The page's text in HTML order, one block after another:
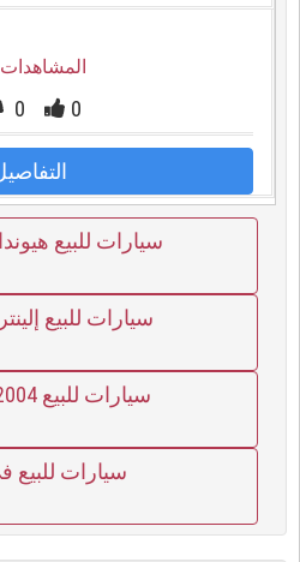
المشاهدات:
0
0
سيارات للبيع
سيارات للبيع
سيارات للبيع 2004 في مصر
سيارات